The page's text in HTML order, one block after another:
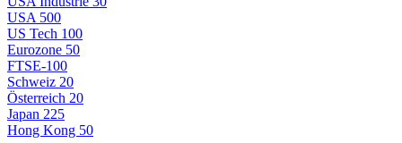
USA 500
US Tech 100
Eurozone 50
FTSE-100
Schweiz 20
Österreich 20
Japan 225
Hong Kong 50